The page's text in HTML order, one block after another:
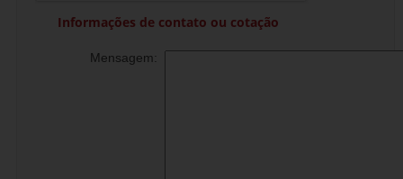
Informações de contato ou cotação
Mensagem: